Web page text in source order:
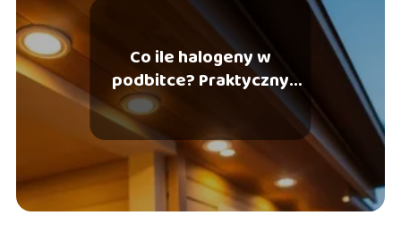
Co ile halogeny w
podbitce? Praktyczny
poradnik montażu